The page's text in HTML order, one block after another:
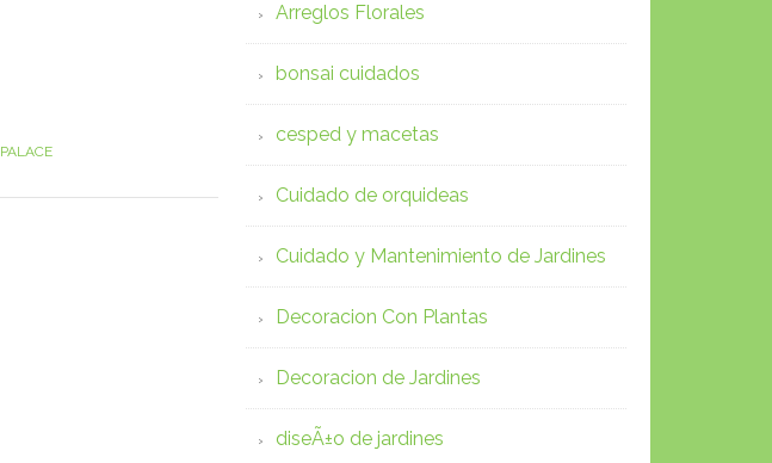
PALACE
Arreglos Florales
bonsai cuidados
cesped y macetas
Cuidado de orquideas
Cuidado y Mantenimiento de Jardines
Decoracion Con Plantas
Decoracion de Jardines
diseÃ±o de jardines